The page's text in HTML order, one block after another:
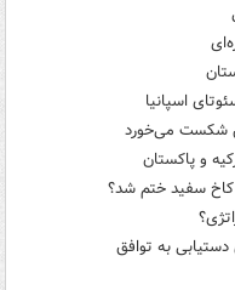
شکست می‌خورد
و پاکستان
سفید ختم شد؟
دستیابی به توافق